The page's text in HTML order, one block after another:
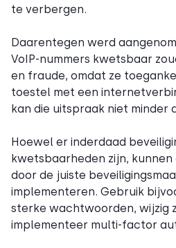
te verbergen.
Daarentegen werd
VoIP-nummers kwetsbaar
en fraude, omdat ze
toestel met een
kan die uitspraak niet minder
Hoewel er inderdaad
kwetsbaarheden zijn,
door de juiste
implementeren. Gebruik
sterke wachtwoorden, wijzig
implementeer multi-factor